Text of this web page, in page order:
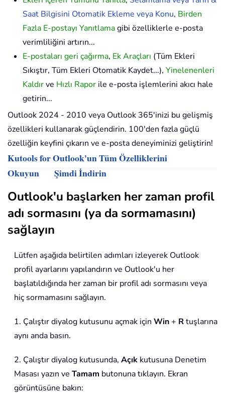
Saat Bilgisini Otomatik Ekleme veya Konu, Birden
Fazla E-postayı Yanıtlamagibi özelliklerle e-posta
verimliliğini artırın...
E-postaları geri çağırma, Ek Araçları (Tüm Ekleri
Sıkıştır, Tüm Ekleri Otomatik Kaydet...), Yinelenenleri
Kaldırve Hızlı Rapor ile e-posta işlemlerini akıcı hale
getirin...
Outlook 2024 - 2010 veya Outlook 365'inizi bu gelişmiş
özellikleri kullanarak güçlendirin. 100'den fazla güçlü
özelliğin keyfini çıkarın ve e-posta deneyiminizi geliştirin!
Kutools for Outlook'un Tüm Özelliklerini
Okuyun
Şimdi İndirin
Outlook'u başlarken her zaman profil
adı sormasını (ya da sormamasını)
sağlayın
Lütfen aşağıda belirtilen adımları izleyerek Outlook
profil ayarlarını yapılandırın ve Outlook'u her
başlatıldığında her zaman bir profil adı sormasını veya
hiç sormamasını sağlayın.
1. Çalıştır diyalog kutusunu açmak için Win+ Rtuşlarına
aynı anda basın.
2. Çalıştır diyalog kutusunda, Açık kutusuna Denetim
Masası yazın ve Tamam butonuna tıklayın. Ekran
görüntüsüne bakın: